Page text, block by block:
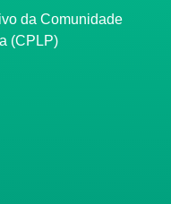
da Comunidade
(CPLP)